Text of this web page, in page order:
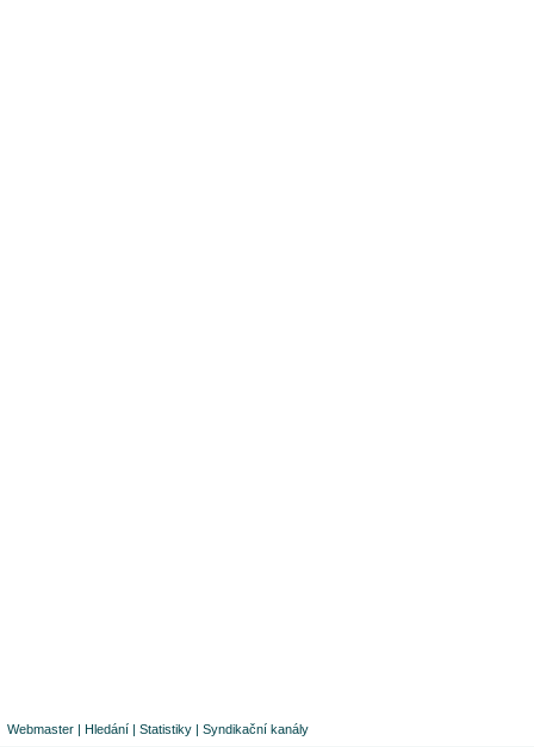
Webmaster | Hledání | Statistiky | Syndikační kanály